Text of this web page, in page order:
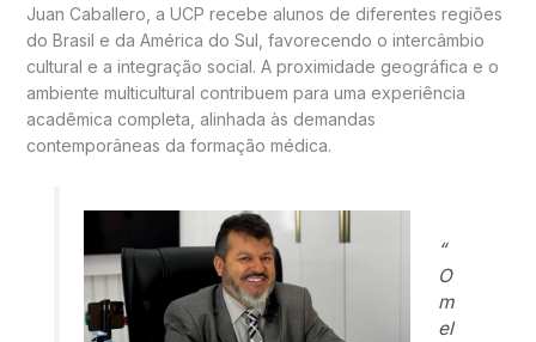
Juan Caballero, a UCP recebe alunos de diferentes regiões
do Brasil e da América do Sul, favorecendo o intercâmbio
cultural e a integração social. A proximidade geográfica e o
ambiente multicultural contribuem para uma experiência
acadêmica completa, alinhada às demandas
contemporâneas da formação médica.
“
O
m
el